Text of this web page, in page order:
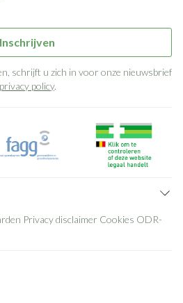
Inschrijven
schrijft u zich in voor onze nieuwsbrief
privacy policy.
Privacy disclaimer Cookies ODR-